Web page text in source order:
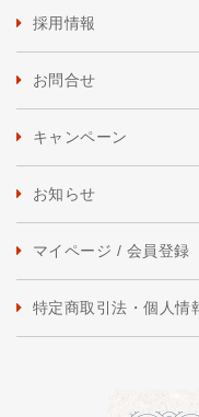
採用情報
お問合せ
キャンペーン
お知らせ
マイページ / 会員登録
特定商取引法・個人情